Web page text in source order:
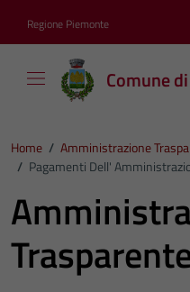
Regione Piemonte
Comune
Home / Amministrazione
/ Pagamenti Dell'